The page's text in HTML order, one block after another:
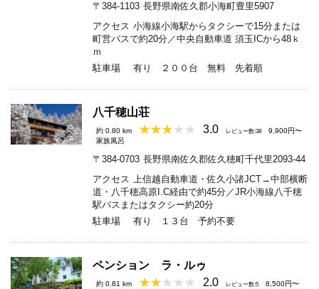
〒384-1103 長野県南佐久郡小海町豊里5907
アクセス 小海線小海駅からタクシーで15分または
町営バスで約20分／中央自動車道 須玉ICから48ｋ
ｍ
駐車場
有り ２００台 無料 先着順
八千穂山荘
約 0.80 km 3.0 レビュー数:38
9,900円〜
家族風呂
〒384-0703 長野県南佐久郡佐久穂町千代里2093-44
アクセス 上信越自動車道・佐久小諸JCT→中部横断
道・八千穂高原I.C経由で約45分／JR小海線八千穂
駅バスまたはタクシー約20分
駐車場
有り １３台 予約不要
ペンション ラ・ルゥ
約 0.81 km 2.0 レビュー数:5
8,500円〜